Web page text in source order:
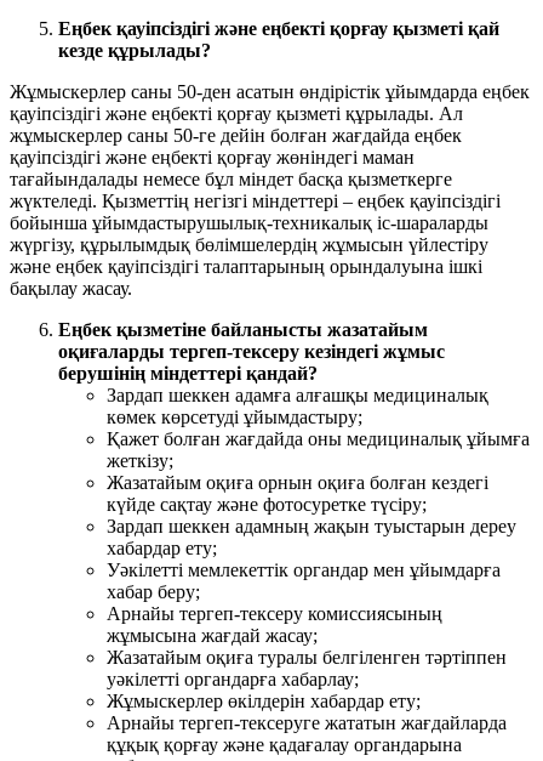
Еңбек қауіпсіздігі және еңбекті қорғау қызметі қай
кезде құрылады?
Жұмыскерлер саны 50-ден асатын өндірістік ұйымдарда еңбек
қауіпсіздігі және еңбекті қорғау қызметі құрылады. Ал
жұмыскерлер саны 50-ге дейін болған жағдайда еңбек
қауіпсіздігі және еңбекті қорғау жөніндегі маман
тағайындалады немесе бұл міндет басқа қызметкерге
жүктеледі. Қызметтің негізгі міндеттері – еңбек қауіпсіздігі
бойынша ұйымдастырушылық-техникалық іс-шараларды
жүргізу, құрылымдық бөлімшелердің жұмысын үйлестіру
және еңбек қауіпсіздігі талаптарының орындалуына ішкі
бақылау жасау.
Еңбек қызметіне байланысты жазатайым
оқиғаларды тергеп-тексеру кезіндегі жұмыс
берушінің міндеттері қандай?
Зардап шеккен адамға алғашқы медициналық
көмек көрсетуді ұйымдастыру;
Қажет болған жағдайда оны медициналық ұйымға
жеткізу;
Жазатайым оқиға орнын оқиға болған кездегі
күйде сақтау және фотосуретке түсіру;
Зардап шеккен адамның жақын туыстарын дереу
хабардар ету;
Уәкілетті мемлекеттік органдар мен ұйымдарға
хабар беру;
Арнайы тергеп-тексеру комиссиясының
жұмысына жағдай жасау;
Жазатайым оқиға туралы белгіленген тәртіппен
уәкілетті органдарға хабарлау;
Жұмыскерлер өкілдерін хабардар ету;
Арнайы тергеп-тексеруге жататын жағдайларда
құқық қорғау және қадағалау органдарына